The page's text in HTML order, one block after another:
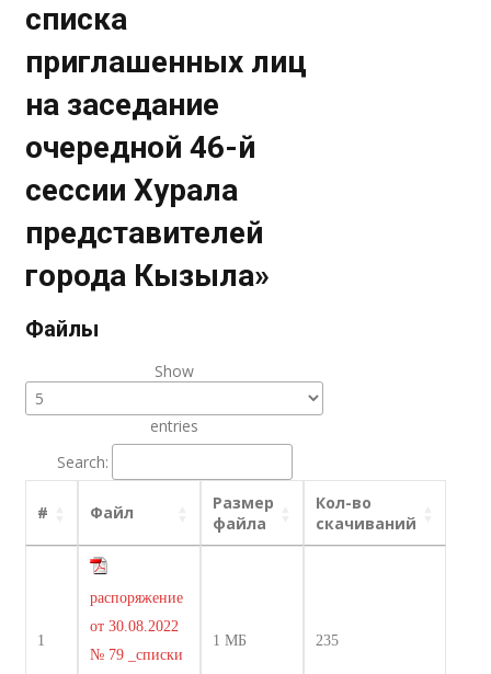
списка
приглашенных лиц
на заседание
очередной 46-й
сессии Хурала
представителей
города Кызыла»
Файлы
Show
entries
Search:
# Файл
Размер
файла
Кол-во
скачиваний
1
распоряжение
от 30.08.2022
№ 79 _списки
1 МБ 235